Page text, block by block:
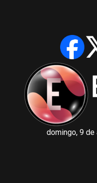
domingo, 9